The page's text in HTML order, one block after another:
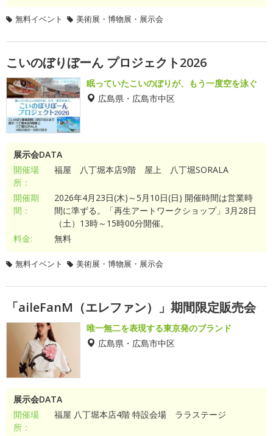
無料イベント 美術展・博物展・展示会
こいのぼりぼーん プロジェクト2026
眠っていたこいのぼりが、もう一度空を泳ぐ
広島県・広島市中区
展示会DATA
開催場
所：
福屋 八丁堀本店9階 屋上 八丁堀SORALA
開催期
間：
2026年4月23日(木)～5月10日(日) 開催時間は営業時
間に準ずる。「再生アートワークショップ」3月28日
（土）13時～15時00分開催。
料金:
無料
無料イベント 美術展・博物展・展示会
「aileFanM（エレファン）」期間限定販売会
唯一無二を表現する東京発のブランド
広島県・広島市中区
展示会DATA
開催場
所：
福屋 八丁堀本店4階 特設会場 ララステージ